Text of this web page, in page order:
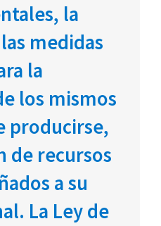
la
medidas
la
los mismos
producirse,
de recursos
a su
La Ley de